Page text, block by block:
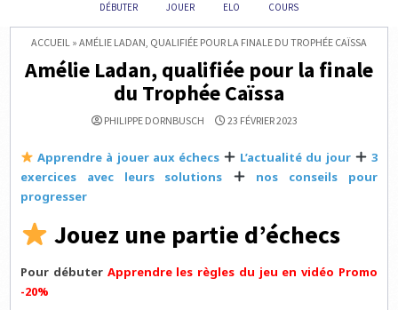
DÉBUTER JOUER ELO COURS
ACCUEIL » AMÉLIE LADAN, QUALIFIÉE POUR LA FINALE DU TROPHÉE CAÏSSA
Amélie Ladan, qualifiée pour la finale
du Trophée Caïssa
PHILIPPE DORNBUSCH 23 FÉVRIER 2023
Apprendre à jouer aux échecs L’actualité du jour
3
exercices avec leurs solutions
nos conseils pour
progresser
Jouez une partie d’échecs
Pour débuter Apprendre les règles du jeu en vidéo Promo
-20%